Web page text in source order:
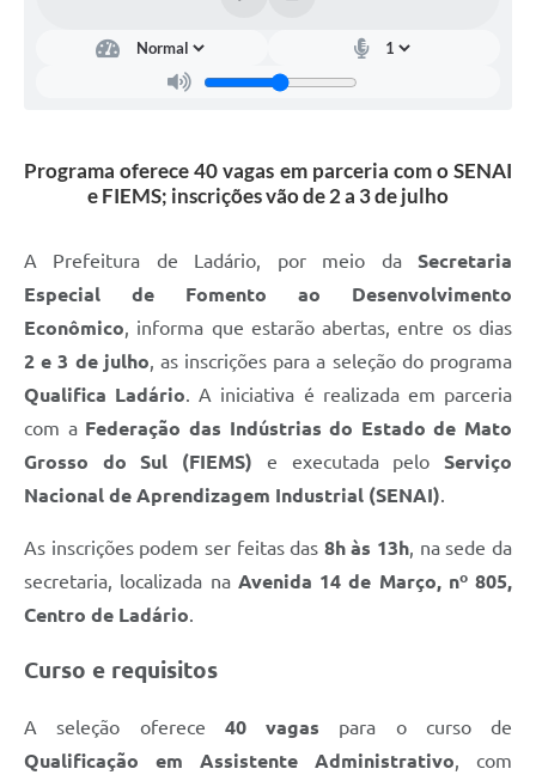
Programa oferece 40 vagas em parceria com o SENAI
e FIEMS; inscrições vão de 2 a 3 de julho
A Prefeitura de Ladário, por meio da Secretaria
Especial de Fomento ao Desenvolvimento
Econômico, informa que estarão abertas, entre os dias
2 e 3 de julho, as inscrições para a seleção do programa
Qualifica Ladário. A iniciativa é realizada em parceria
com a Federação das Indústrias do Estado de Mato
Grosso do Sul (FIEMS) e executada peloServiço
Nacional de Aprendizagem Industrial (SENAI).
As inscrições podem ser feitas das 8h às 13h, na sede da
secretaria, localizada na Avenida 14 de Março, nº 805,
Centro de Ladário.
Curso e requisitos
A seleção oferece 40 vagas para o curso de
Qualificação em Assistente Administrativo , com